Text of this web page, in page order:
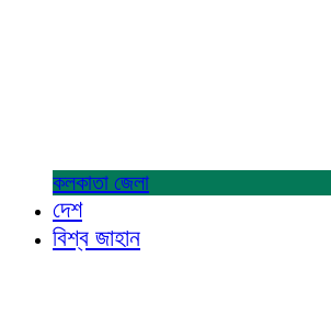
কলকাতা জেলা
দেশ
বিশ্ব জাহান